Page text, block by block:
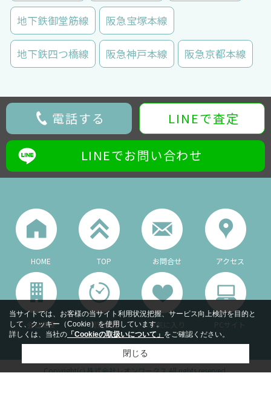
地下鉄御堂筋線 阪急宝塚本線
地下鉄四つ橋線 阪急神戸本線 阪急京都本線
電話する LINEで査定
LINEでお問い合わせ
HOME TOP お問合せ アクセス
会社概要 閲覧履歴 お気に入り PCサイト
Copyright(c) 株式会社レオンワークス All rights reserved.
当サイトでは、お客様の当サイト利用状況把握、サービス向上検討を目的と
して、クッキー（Cookie）を使用しています。
詳しくは、当社の 「Cookieの取扱いについて」 をご確認ください。
閉じる